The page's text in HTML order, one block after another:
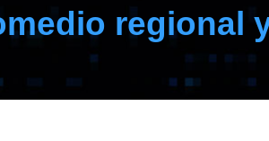
regional